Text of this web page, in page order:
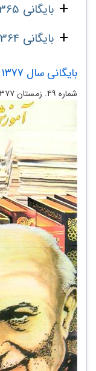
بایگانی 1365
بایگانی 1364
بایگانی سال 1377
شماره ۴۹. زمستان ۱۳۷۷